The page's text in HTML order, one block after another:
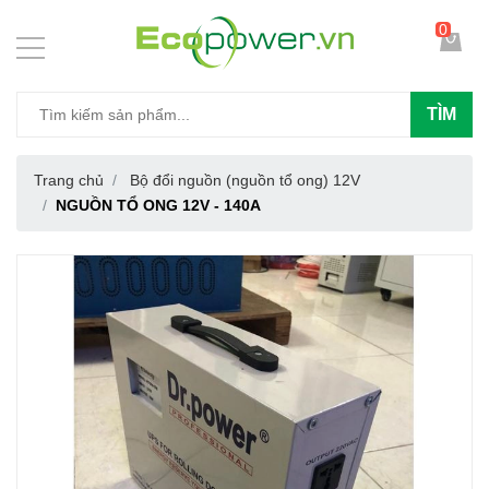
TÌM
0
Trang chủ
Bộ đổi nguồn (nguồn tổ ong) 12V
NGUỒN TỔ ONG 12V - 140A